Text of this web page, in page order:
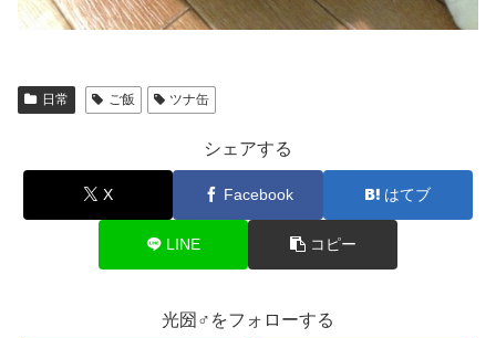
日常 ご飯 ツナ缶
シェアする
X Facebook はてブ
LINE コピー
光圀♂をフォローする